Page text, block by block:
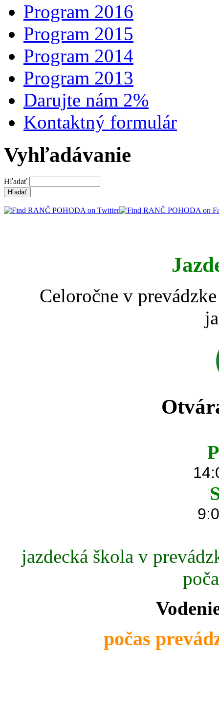
Program 2016
Program 2015
Program 2014
Program 2013
Darujte nám 2%
Kontaktný formulár
Vyhľadávanie
Hľadať
Celoročne v
jazdecká škola v
počas